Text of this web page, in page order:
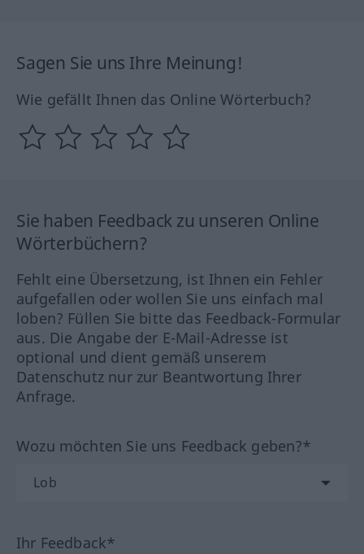
Sagen Sie uns Ihre Meinung!
Wie gefällt Ihnen das Online Wörterbuch?
Sie haben Feedback zu unseren Online
Wörterbüchern?
Fehlt eine Übersetzung, ist Ihnen ein Fehler
aufgefallen oder wollen Sie uns einfach mal
loben? Füllen Sie bitte das Feedback-Formular
aus. Die Angabe der E-Mail-Adresse ist
optional und dient gemäß unserem
Datenschutz nur zur Beantwortung Ihrer
Anfrage.
Wozu möchten Sie uns Feedback geben?*
Ihr Feedback*